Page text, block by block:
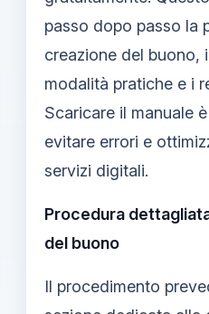
passo dopo passo la
creazione del buono,
modalità pratiche e i
Scaricare il manuale
evitare errori e
servizi digitali.
Procedura
del buono
Il procedimento